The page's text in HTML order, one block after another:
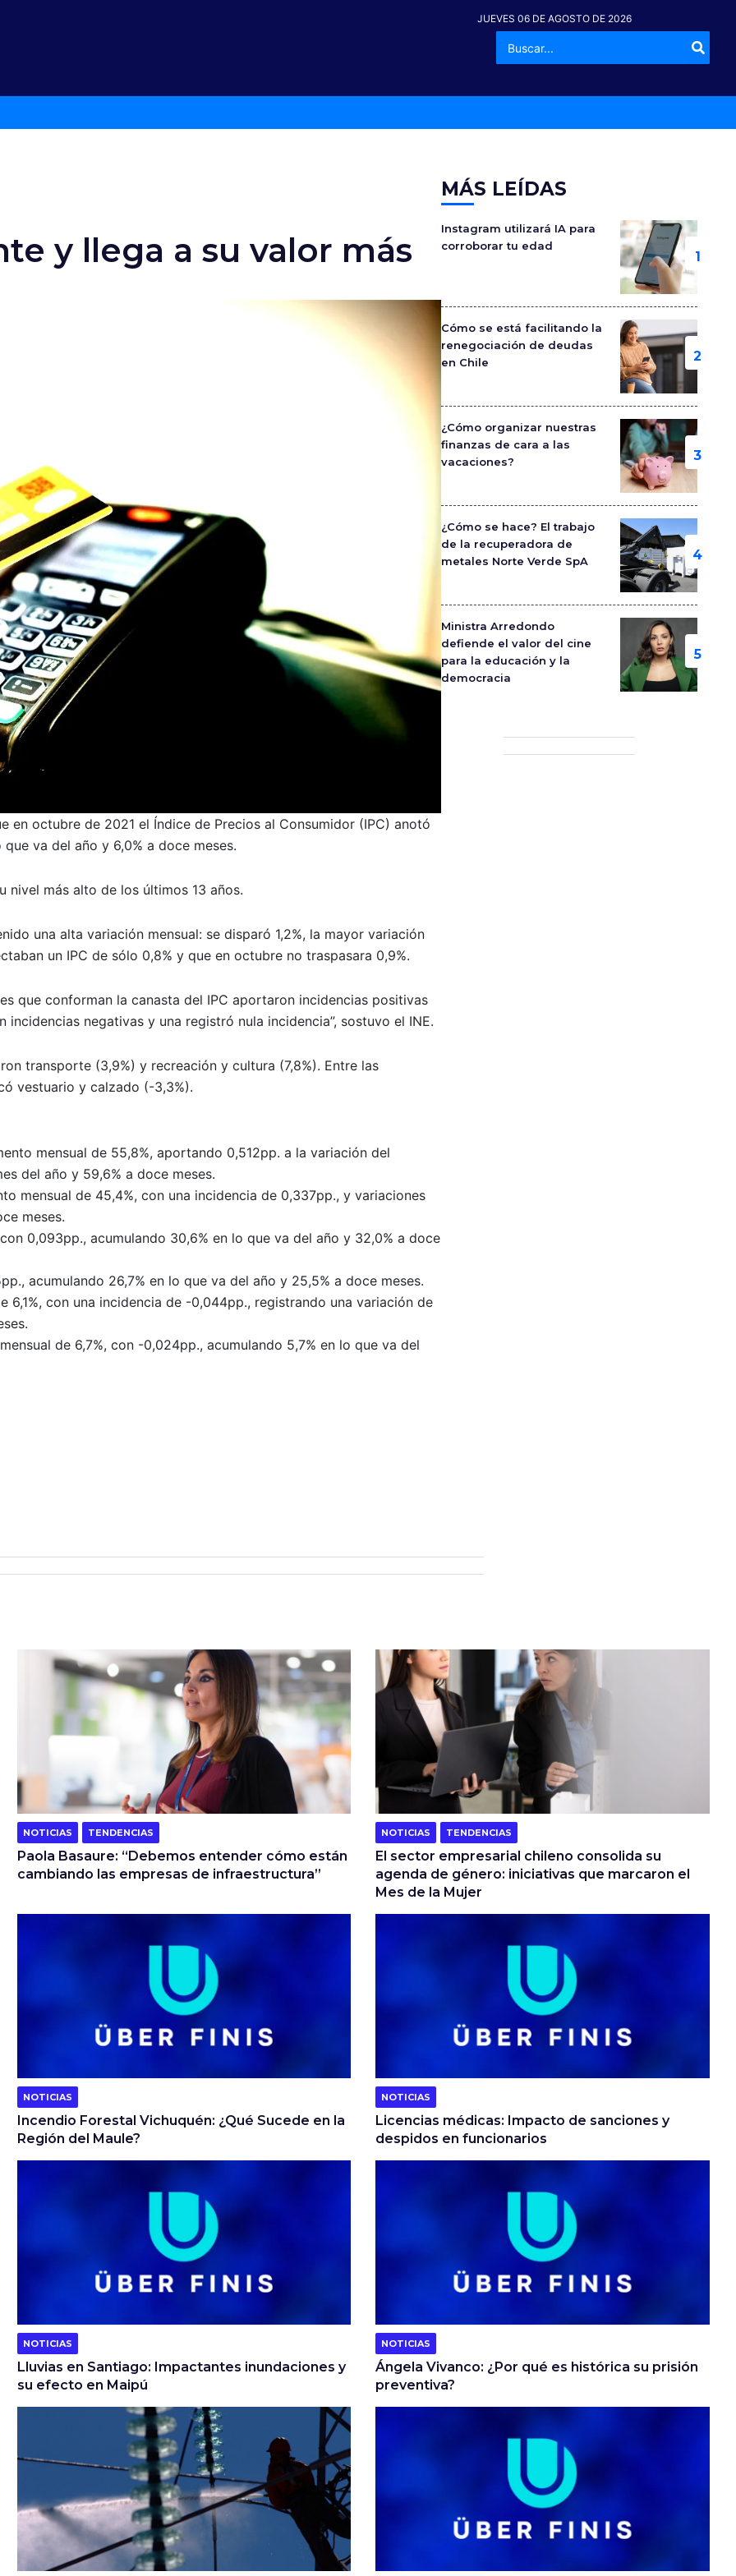
JUEVES 06 DE AGOSTO DE 2026
-º
por:
y llega a su valor más
en octubre de 2021 el Índice de Precios al Consumidor (IPC) anotó
va del año y 6,0% a doce meses.
nivel más alto de los últimos 13 años.
una alta variación mensual: se disparó 1,2%, la mayor variación
un IPC de sólo 0,8% y que en octubre no traspasara 0,9%.
que conforman la canasta del IPC aportaron incidencias positivas
negativas y una registró nula incidencia”, sostuvo el INE.
transporte (3,9%) y recreación y cultura (7,8%). Entre las
vestuario y calzado (-3,3%).
mensual de 55,8%, aportando 0,512pp. a la variación del
del año y 59,6% a doce meses.
mensual de 45,4%, con una incidencia de 0,337pp., y variaciones
meses.
0,093pp., acumulando 30,6% en lo que va del año y 32,0% a doce
acumulando 26,7% en lo que va del año y 25,5% a doce meses.
6,1%, con una incidencia de -0,044pp., registrando una variación de
de 6,7%, con -0,024pp., acumulando 5,7% en lo que va del
MÁS LEÍDAS
Instagram utilizará IA para
corroborar tu edad
Cómo se está facilitando la
renegociación de deudas
en Chile
¿Cómo organizar nuestras
finanzas de cara a las
vacaciones?
¿Cómo se hace? El trabajo
de la recuperadora de
metales Norte Verde SpA
Ministra Arredondo
defiende el valor del cine
para la educación y la
democracia
NOTICIAS TENDENCIAS
Paola Basaure: “Debemos entender cómo están
cambiando las empresas de infraestructura”
NOTICIAS TENDENCIAS
El sector empresarial chileno consolida su
agenda de género: iniciativas que marcaron el
Mes de la Mujer
NOTICIAS
Incendio Forestal Vichuquén: ¿Qué Sucede en la
Región del Maule?
NOTICIAS
Licencias médicas: Impacto de sanciones y
despidos en funcionarios
NOTICIAS
Lluvias en Santiago: Impactantes inundaciones y
su efecto en Maipú
NOTICIAS
Ángela Vivanco: ¿Por qué es histórica su prisión
preventiva?